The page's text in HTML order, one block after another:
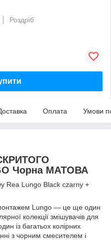
Роздріб
Оплата Умови
Чорна МАТОВА
Lungo — це ще один
колекції змішувачів для
із багатьох колірних
з чорним смесителем і